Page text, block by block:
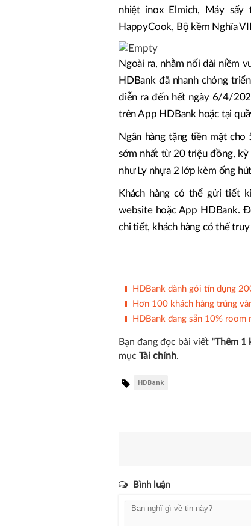
nhiệt inox Elmich, Máy sấy
HappyCook, Bộ kềm Nghĩa
Ngoài ra, nhằm nối dài niềm
HDBank đã nhanh chóng
diễn ra đến hết ngày 6/4/
trên App HDBank hoặc tại
Ngân hàng tặng tiền mặt
sớm nhất từ 20 triệu đồng, kỳ
như Ly nhựa 2 lớp kèm ống
Khách hàng có thể gửi tiết
website hoặc App HDBank.
chi tiết, khách hàng có thể
HDBank dành gói tín dụng
Hơn 100 khách hàng trúng
HDBank đang sẵn 10%
Bạn đang đọc bài viết "Thêm 1
mục Tài chính.
HDBank
Bình luận